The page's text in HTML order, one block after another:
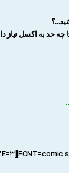
حد به اکسل نیاز